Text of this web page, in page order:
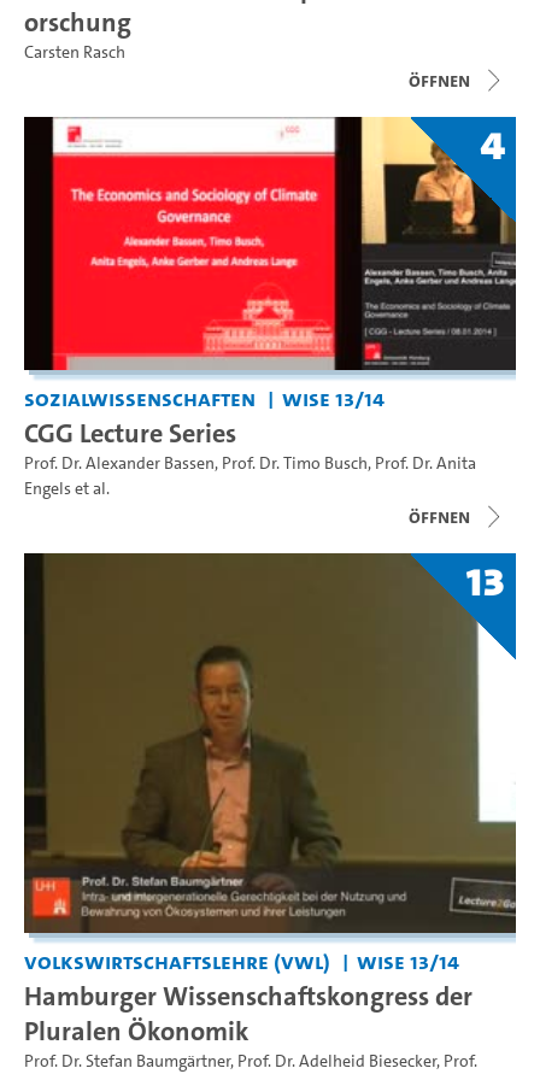
orschung
Carsten Rasch
Öffnen
4
Sozialwissenschaften WiSe 13/14
CGG Lecture Series
Prof. Dr. Alexander Bassen, Prof. Dr. Timo Busch, Prof. Dr. Anita
Engelset al.
Öffnen
13
Volkswirtschaftslehre (VWL) WiSe 13/14
Hamburger Wissenschaftskongress der
Pluralen Ökonomik
Prof. Dr. Stefan Baumgärtner, Prof. Dr. Adelheid Biesecker, Prof.